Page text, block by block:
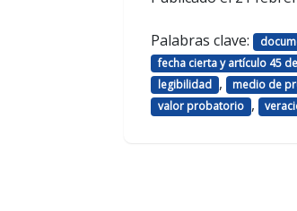
Palabras clave:
fecha cierta y artículo 45
legibilidad , medio de
valor probatorio ,